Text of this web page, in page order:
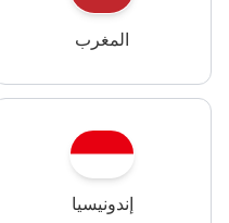
المغرب
إندونيسيا